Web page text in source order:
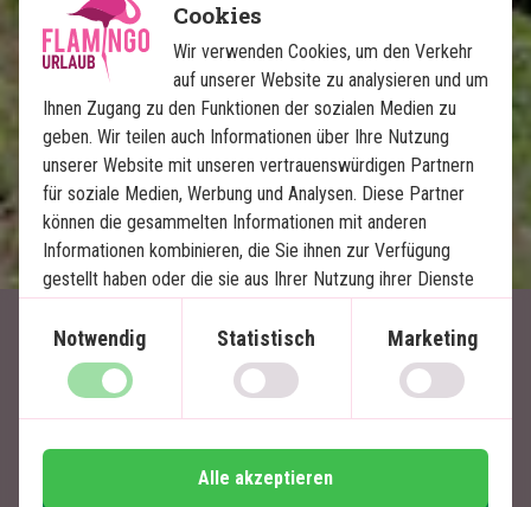
Preisgekrönte Lodge – Travellers Choice
2023 und 2024
Im Preis inklusive
14 Tage
Person ab
3.060€ Mehr lesen
Artikel mit Bezug zu
Südafrika
Cookies
Wir verwenden Cookies, um den Verkehr
auf unserer Website zu analysieren und um
Ihnen Zugang zu den Funktionen der sozialen Medien zu
geben. Wir teilen auch Informationen über Ihre Nutzung
unserer Website mit unseren vertrauenswürdigen Partnern
für soziale Medien, Werbung und Analysen. Diese Partner
können die gesammelten Informationen mit anderen
Informationen kombinieren, die Sie ihnen zur Verfügung
gestellt haben oder die sie aus Ihrer Nutzung ihrer Dienste
Notwendig Statistisch Marketing
Alle akzeptieren